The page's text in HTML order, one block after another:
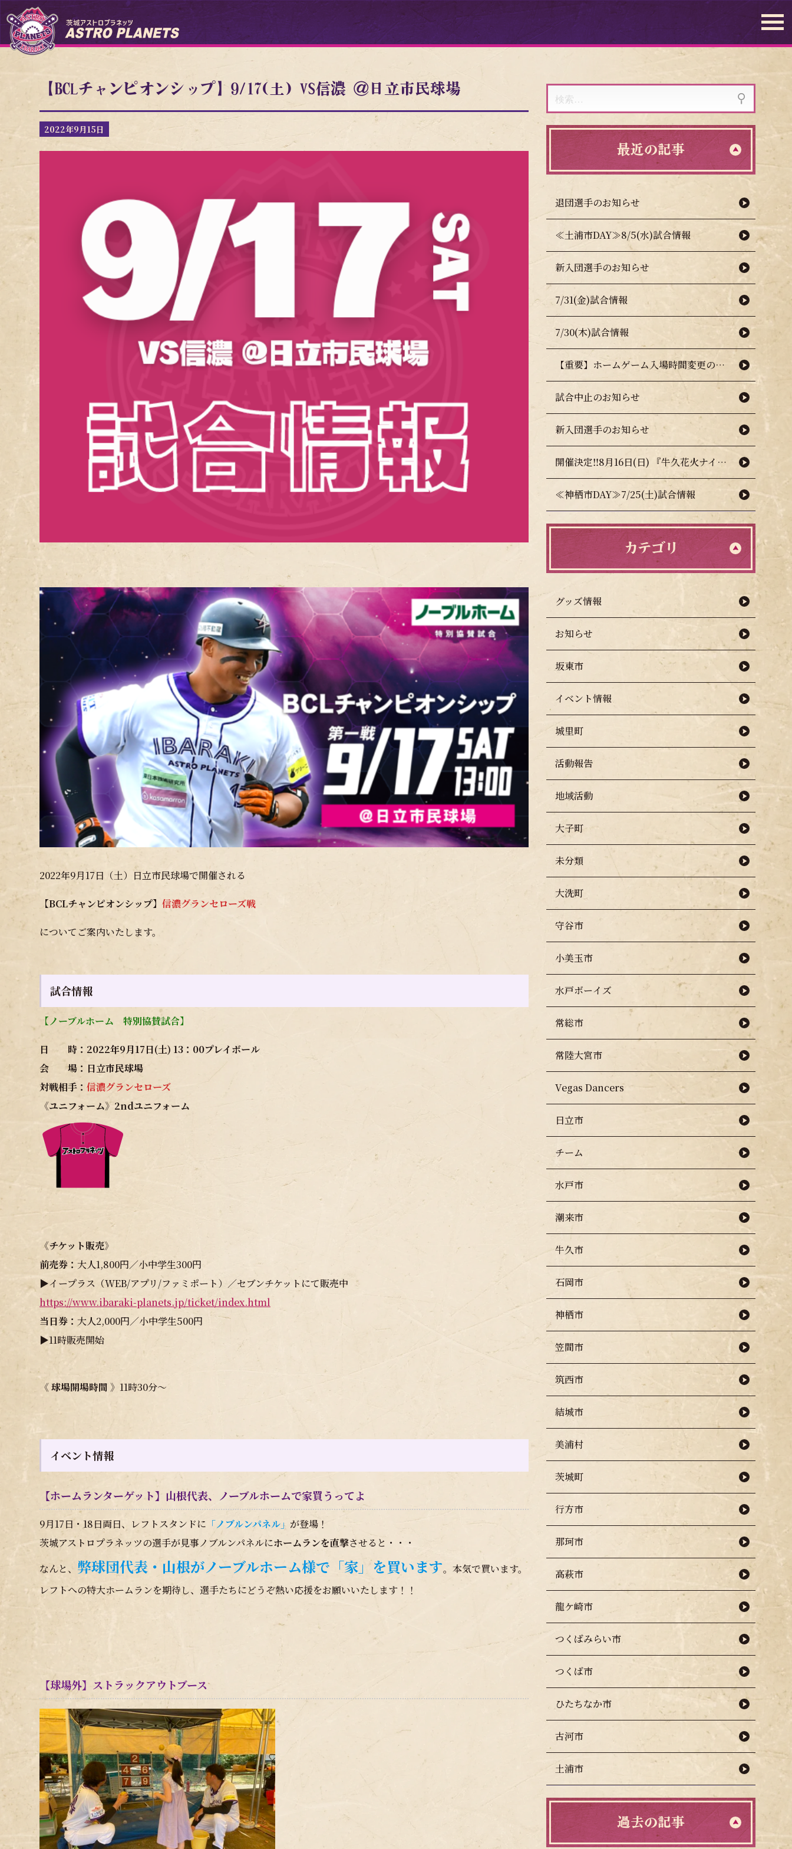
【BCLチャンピオンシップ】9/17(土) VS信濃 ＠日立市民球場
2022年9月15日
2022年9月17日（土）日立市民球場で開催される
【BCLチャンピオンシップ】 信濃グランセローズ戦
についてご案内いたします。
試合情報
【ノーブルホーム 特別協賛試合】
日 時：2022年9月17日(土) 13：00プレイボール
会 場：日立市民球場
対戦相手： 信濃グランセローズ
《ユニフォーム》2ndユニフォーム
《チケット販売》
前売券： 大人1,800円／小中学生300円
▶イープラス（WEB/アプリ/ファミポート）／セブンチケットにて販売中
https://www.ibaraki-planets.jp/ticket/index.html
当日券： 大人2,000円／小中学生500円
▶11時販売開始
《 球場開場時間 》 11時30分～
イベント情報
【ホームランターゲット】山根代表、ノーブルホームで家買うってよ
9月17日・18日両日、レフトスタンドに 「ノブルンパネル」 が登場！
茨城アストロプラネッツの選手が見事ノブルンパネルにホームランを直撃させると・・・
なんと、 弊球団代表・山根がノーブルホーム様で「家」を買います。本気で買います。
レフトへの特大ホームランを期待し、選手たちにどうぞ熱い応援をお願いいたします！！
【球場外】ストラックアウトブース
索:
最近の記事
退団選手のお知らせ
≪土浦市DAY≫8/5(水)試合情報
新入団選手のお知らせ
7/31(金)試合情報
7/30(木)試合情報
【重要】ホームゲーム入場時間変更のお知らせ（熱中症対策について）
試合中止のお知らせ
新入団選手のお知らせ
開催決定‼8月16日(日) 『牛久花火ナイター』🎇🧨
≪神栖市DAY≫7/25(土)試合情報
カテゴリ
グッズ情報
お知らせ
坂東市
イベント情報
城里町
活動報告
地域活動
大子町
未分類
大洗町
守谷市
小美玉市
水戸ボーイズ
常総市
常陸大宮市
Vegas Dancers
日立市
チーム
水戸市
潮来市
牛久市
石岡市
神栖市
笠間市
筑西市
結城市
美浦村
茨城町
行方市
那珂市
高萩市
龍ケ崎市
つくばみらい市
つくば市
ひたちなか市
古河市
土浦市
過去の記事